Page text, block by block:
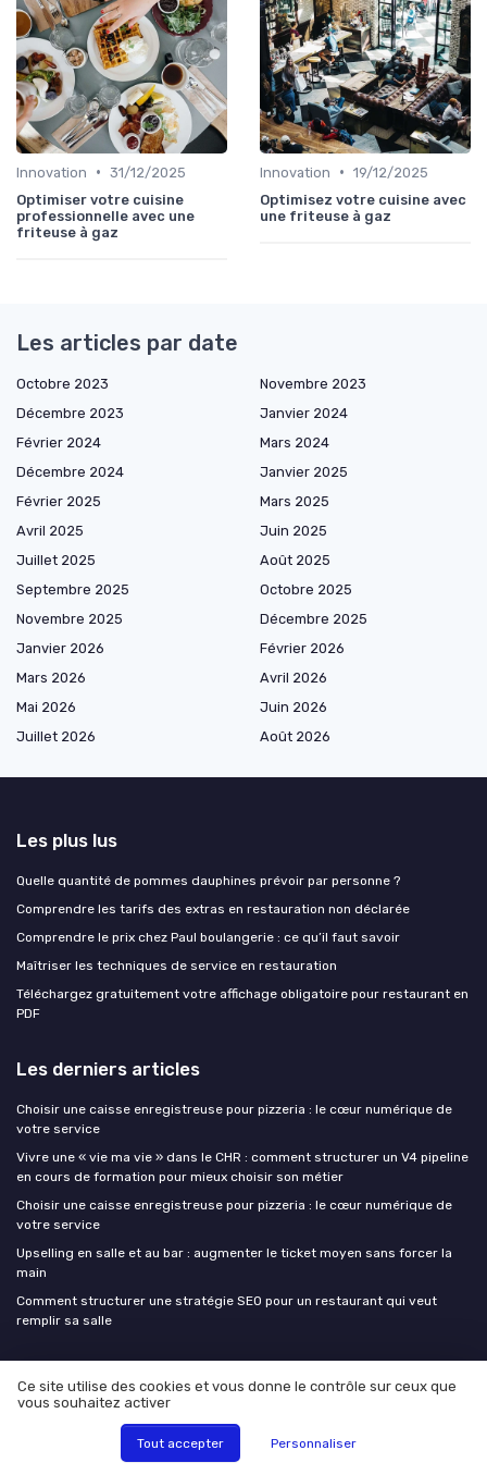
Innovation • 31/12/2025
Optimiser votre cuisine
professionnelle avec une
friteuse à gaz
Innovation • 19/12/2025
Optimisez votre cuisine avec
une friteuse à gaz
Les articles par date
Octobre 2023
Novembre 2023
Décembre 2023
Janvier 2024
Février 2024
Mars 2024
Décembre 2024
Janvier 2025
Février 2025
Mars 2025
Avril 2025
Juin 2025
Juillet 2025
Août 2025
Septembre 2025
Octobre 2025
Novembre 2025
Décembre 2025
Janvier 2026
Février 2026
Mars 2026
Avril 2026
Mai 2026
Juin 2026
Juillet 2026
Août 2026
Les plus lus
Quelle quantité de pommes dauphines prévoir par personne ?
Comprendre les tarifs des extras en restauration non déclarée
Comprendre le prix chez Paul boulangerie : ce qu’il faut savoir
Maîtriser les techniques de service en restauration
Téléchargez gratuitement votre affichage obligatoire pour restaurant en
PDF
Les derniers articles
Choisir une caisse enregistreuse pour pizzeria : le cœur numérique de
votre service
Vivre une « vie ma vie » dans le CHR : comment structurer un V4 pipeline
en cours de formation pour mieux choisir son métier
Choisir une caisse enregistreuse pour pizzeria : le cœur numérique de
votre service
Upselling en salle et au bar : augmenter le ticket moyen sans forcer la
main
Comment structurer une stratégie SEO pour un restaurant qui veut
remplir sa salle
Ce site utilise des cookies et vous donne le contrôle sur ceux que
vous souhaitez activer
Tout accepter Personnaliser